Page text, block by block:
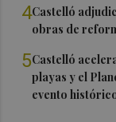
4Castelló
obras de
5Castelló
playas y el
evento